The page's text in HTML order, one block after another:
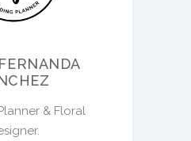
& Floral